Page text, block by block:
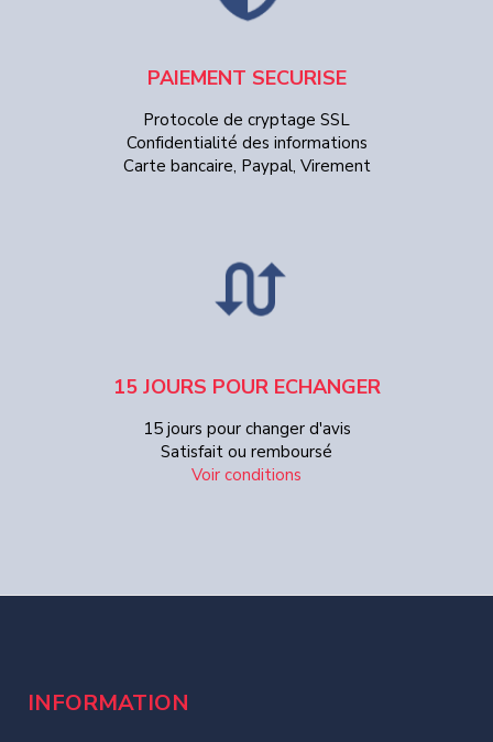
PAIEMENT SECURISE
Protocole de cryptage SSL
Confidentialité des informations
Carte bancaire, Paypal, Virement
15 JOURS POUR ECHANGER
15 jours pour changer d'avis
Satisfait ou remboursé
Voir conditions
INFORMATION